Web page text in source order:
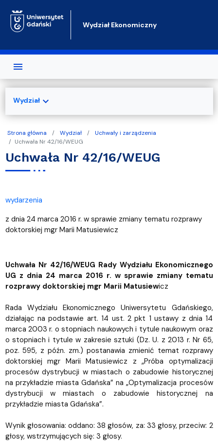
Wydział Ekonomiczny
Strona główna Wydział
Uchwały i zarządzenia
Uchwała Nr 42/16/WEUG
Uchwała Nr 42/16/WEUG
wydarzenia
z dnia 24 marca 2016 r. w sprawie zmiany tematu rozprawy
doktorskiej mgr Marii Matusiewicz
Uchwała Nr 42/16/WEUG Rady Wydziału Ekonomicznego
UG z dnia 24 marca 2016 r. w sprawie zmiany tematu
rozprawy doktorskiej mgr Marii Matusiewicz
Rada Wydziału Ekonomicznego Uniwersytetu Gdańskiego,
działając na podstawie art. 14 ust. 2 pkt 1 ustawy z dnia 14
marca 2003 r. o stopniach naukowych i tytule naukowym oraz
o stopniach i tytule w zakresie sztuki (Dz. U. z 2013 r. Nr 65,
poz. 595, z późn. zm.) postanawia zmienić temat rozprawy
doktorskiej mgr Marii Matusiewicz z „Próba optymalizacji
procesów dystrybucji w miastach o zabudowie historycznej
na przykładzie miasta Gdańska” na „Optymalizacja procesów
dystrybucji w miastach o zabudowie historycznej na
przykładzie miasta Gdańska”.
Wynik głosowania: oddano: 38 głosów, za: 33 głosy, przeciw: 2
głosy, wstrzymujących się: 3 głosy.
Wydziałexpand_more